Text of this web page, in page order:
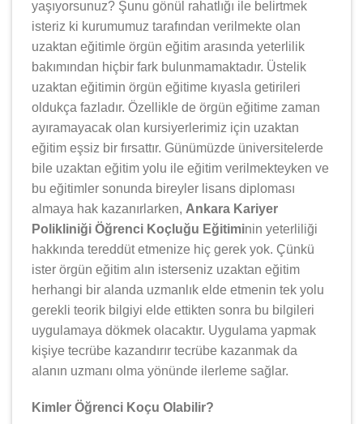
yaşıyorsunuz? Şunu gönül rahatlığı ile belirtmek
isteriz ki kurumumuz tarafından verilmekte olan
uzaktan eğitimle örgün eğitim arasında yeterlilik
bakımından hiçbir fark bulunmamaktadır. Üstelik
uzaktan eğitimin örgün eğitime kıyasla getirileri
oldukça fazladır. Özellikle de örgün eğitime zaman
ayıramayacak olan kursiyerlerimiz için uzaktan
eğitim eşsiz bir fırsattır. Günümüzde üniversitelerde
bile uzaktan eğitim yolu ile eğitim verilmekteyken ve
bu eğitimler sonunda bireyler lisans diploması
almaya hak kazanırlarken, Ankara Kariyer
Polikliniği Öğrenci Koçluğu Eğitiminin yeterliliği
hakkında tereddüt etmenize hiç gerek yok. Çünkü
ister örgün eğitim alın isterseniz uzaktan eğitim
herhangi bir alanda uzmanlık elde etmenin tek yolu
gerekli teorik bilgiyi elde ettikten sonra bu bilgileri
uygulamaya dökmek olacaktır. Uygulama yapmak
kişiye tecrübe kazandırır tecrübe kazanmak da
alanın uzmanı olma yönünde ilerleme sağlar.
Kimler Öğrenci Koçu Olabilir?